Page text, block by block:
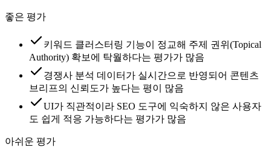
좋은 평가
키워드 클러스터링 기능이 정교해 주제 권위(Topical
Authority) 확보에 탁월하다는 평가가 많음
경쟁사 분석 데이터가 실시간으로 반영되어 콘텐츠
브리프의 신뢰도가 높다는 평이 많음
UI가 직관적이라 SEO 도구에 익숙하지 않은 사용자
도 쉽게 적응 가능하다는 평가가 많음
아쉬운 평가